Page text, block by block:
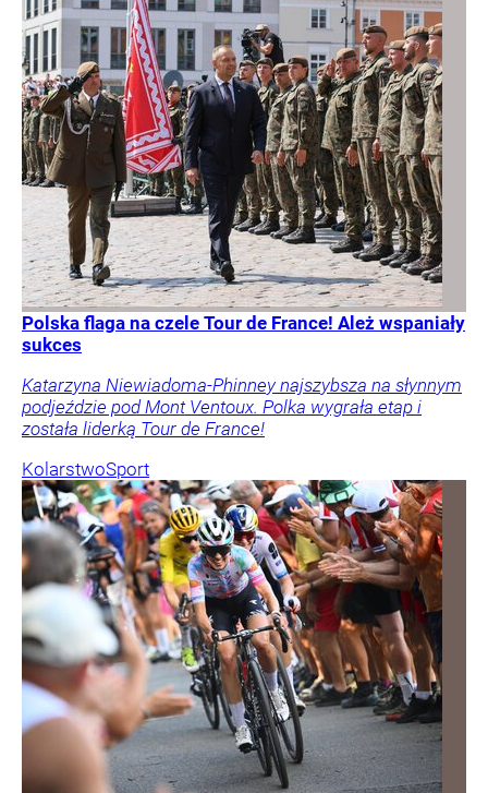
Polska flaga na czele Tour de France! Ależ wspaniały
sukces
Katarzyna Niewiadoma-Phinney najszybsza na słynnym
podjeździe pod Mont Ventoux. Polka wygrała etap i
została liderką Tour de France!
KolarstwoSport